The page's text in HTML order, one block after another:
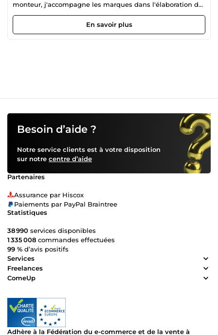
monteur, j'accompagne les marques dans l'élaboration de
stratégies audiovisuelles efficaces. Créateur de contenus
variés, je m'adapte à un large éventail de formats pour
valoriser l'image de mes clients.
En savoir plus
Besoin d’aide ?
Notre service clients est à votre disposition
sur notre centre d’aide
Partenaires
Assurance par Hiscox
Paiements par PayPal Braintree
Statistiques
38 990 services disponibles
1 335 008 commandes effectuées
99 % d’avis positifs
Services
Freelances
ComeUp
Adhère à la Fédération du e-commerce et de la vente à